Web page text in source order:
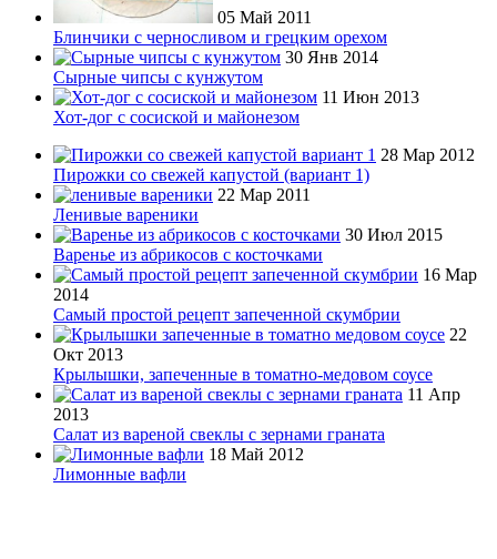
05 Май 2011
Блинчики с черносливом и грецким орехом
30 Янв 2014
Сырные чипсы с кунжутом
11 Июн 2013
Хот-дог с сосиской и майонезом
28 Мар 2012
Пирожки со свежей капустой (вариант 1)
22 Мар 2011
Ленивые вареники
30 Июл 2015
Варенье из абрикосов с косточками
16 Мар
2014
Самый простой рецепт запеченной скумбрии
22
Окт 2013
Крылышки, запеченные в томатно-медовом соусе
11 Апр
2013
Салат из вареной свеклы с зернами граната
18 Май 2012
Лимонные вафли